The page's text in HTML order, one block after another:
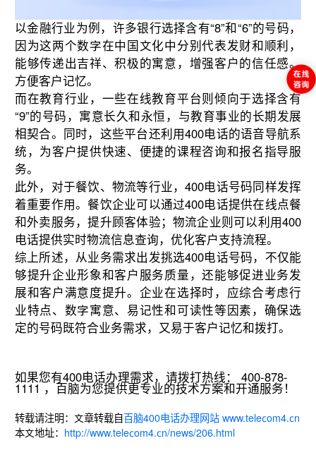
以金融行业为例，许多银行选择含有“8”和“6”的号码，
因为这两个数字在中国文化中分别代表发财和顺利，
能够传递出吉祥、积极的寓意，增强客户的信任感。
方便客户记忆。
而在教育行业，一些在线教育平台则倾向于选择含有
“9”的号码，寓意长久和永恒，与教育事业的长期发展
相契合。同时，这些平台还利用400电话的语音导航系
统，为客户提供快速、便捷的课程咨询和报名指导服
务。
此外，对于餐饮、物流等行业，400电话号码同样发挥
着重要作用。餐饮企业可以通过400电话提供在线点餐
和外卖服务，提升顾客体验；物流企业则可以利用400
电话提供实时物流信息查询，优化客户支持流程。
综上所述，从业务需求出发挑选400电话号码，不仅能
够提升企业形象和客户服务质量，还能够促进业务发
展和客户满意度提升。企业在选择时，应综合考虑行
业特点、数字寓意、易记性和可读性等因素，确保选
定的号码既符合业务需求，又易于客户记忆和拨打。
如果您有400电话办理需求，请拨打热线： 400-878-
1111 ，百脑为您提供更专业的技术方案和开通服务！
转载请注明：文章转载自百脑400电话办理网站 www.telecom4.cn
本文地址： http://www.telecom4.cn/news/206.html